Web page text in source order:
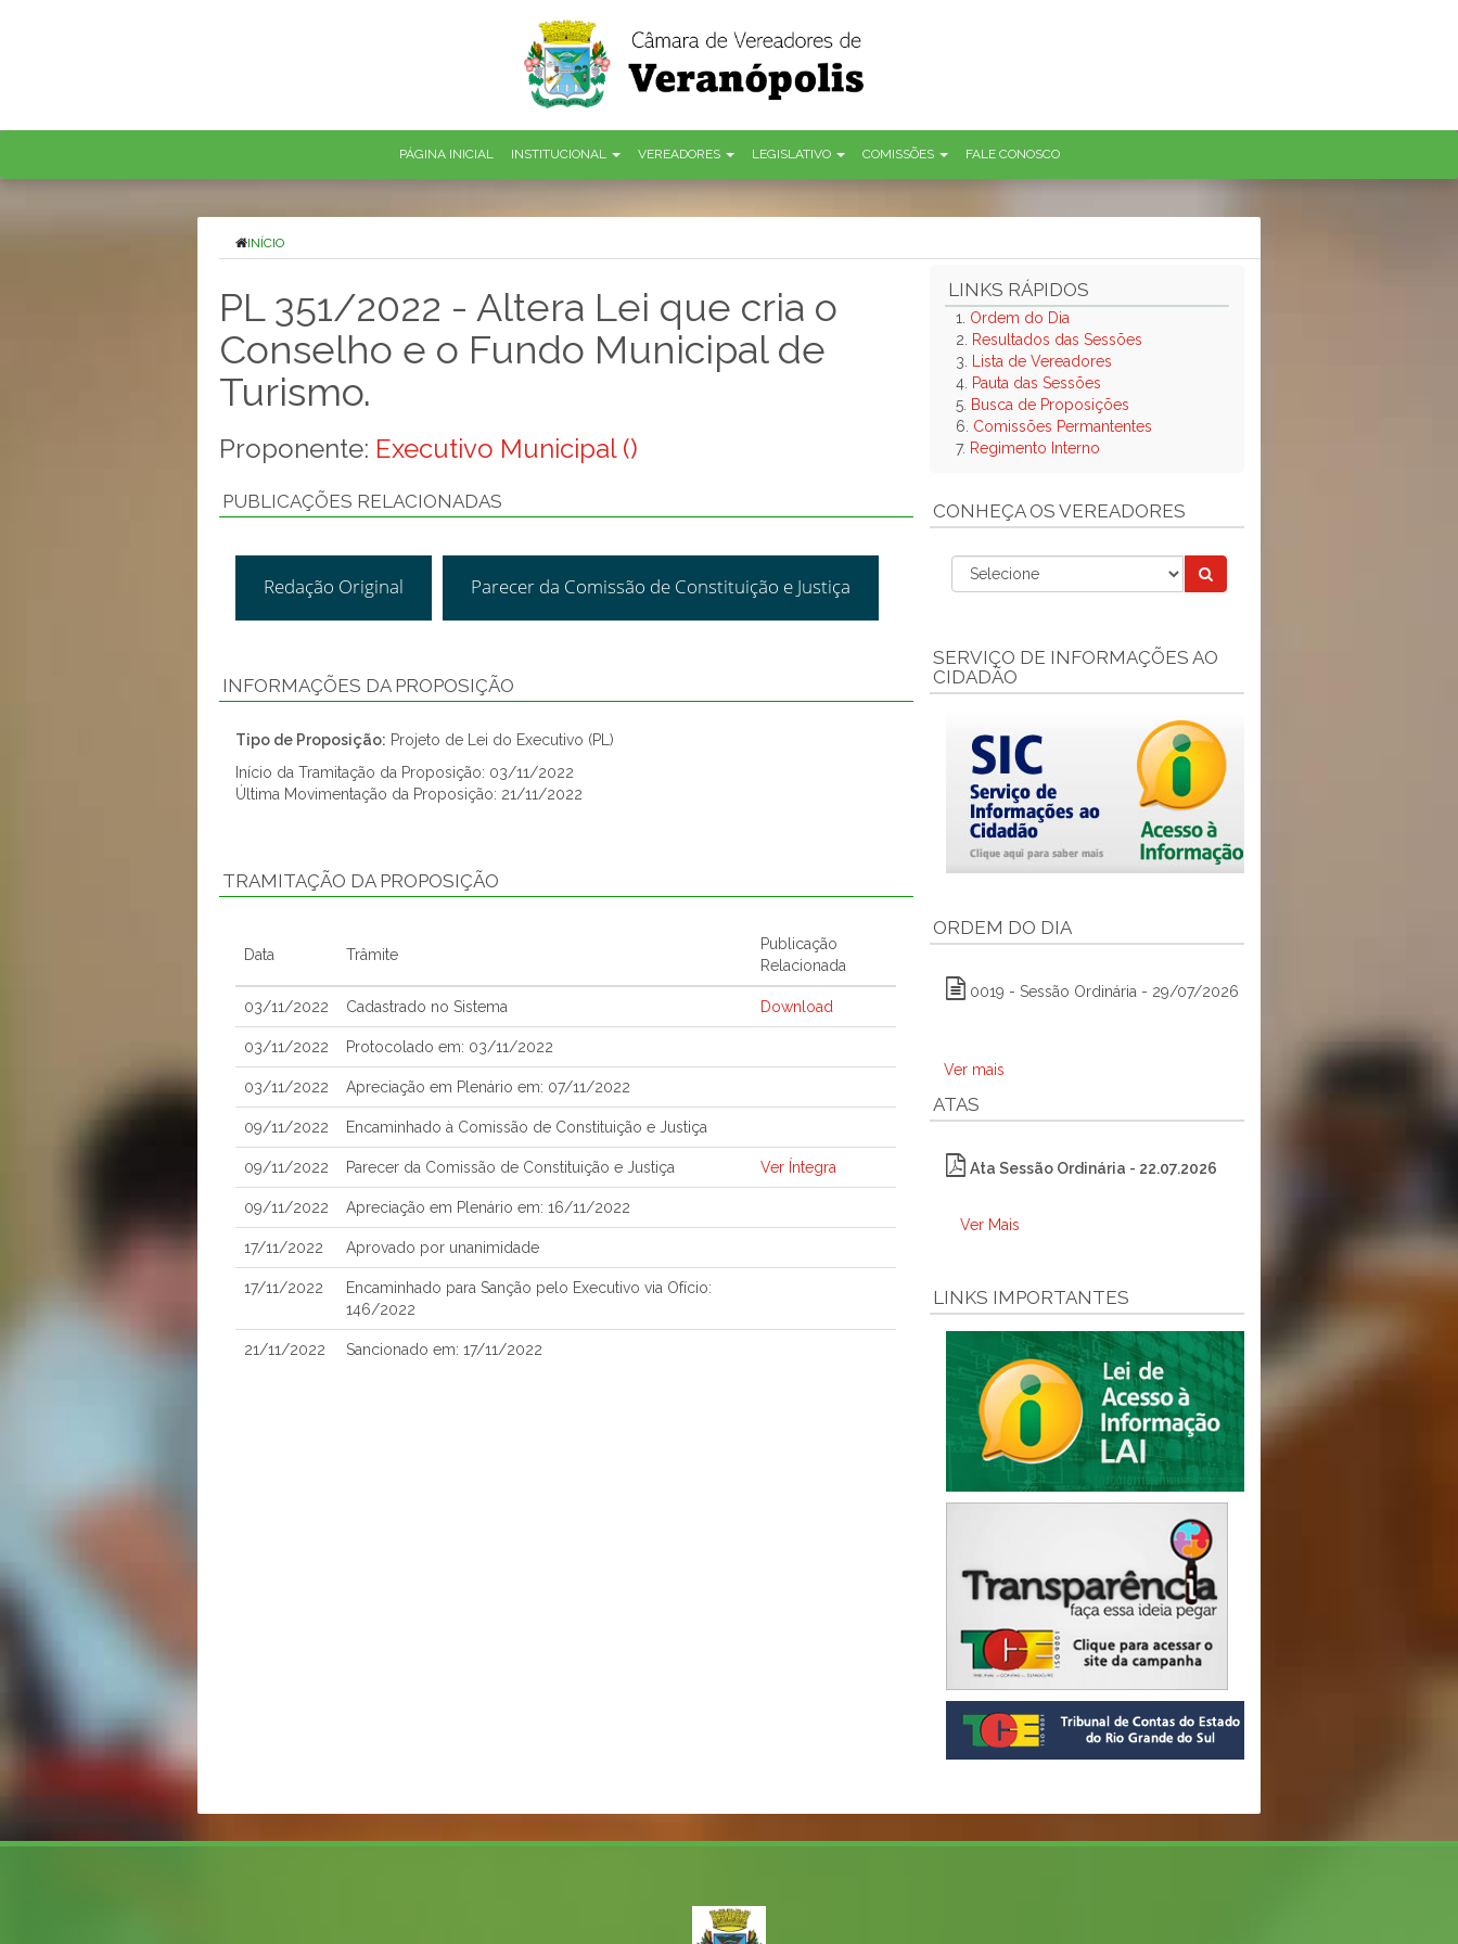
PÁGINA INICIAL INSTITUCIONAL VEREADORES LEGISLATIVO COMISSÕES FALE CONOSCO
INÍCIO
PL 351/2022 - Altera Lei que cria o
Conselho e o Fundo Municipal de
Turismo.
Proponente: Executivo Municipal ()
PUBLICAÇÕES RELACIONADAS
Redação Original Parecer da Comissão de Constituição e Justiça
INFORMAÇÕES DA PROPOSIÇÃO
Tipo de Proposição: Projeto de Lei do Executivo (PL)
Início da Tramitação da Proposição: 03/11/2022
Última Movimentação da Proposição: 21/11/2022
TRAMITAÇÃO DA PROPOSIÇÃO
Data Trâmite
Publicação
Relacionada
03/11/2022 Cadastrado no Sistema Download
03/11/2022 Protocolado em: 03/11/2022
03/11/2022 Apreciação em Plenário em: 07/11/2022
09/11/2022 Encaminhado à Comissão de Constituição e Justiça
09/11/2022 Parecer da Comissão de Constituição e Justiça Ver Íntegra
09/11/2022 Apreciação em Plenário em: 16/11/2022
17/11/2022 Aprovado por unanimidade
17/11/2022
Encaminhado para Sanção pelo Executivo via Ofício:
146/2022
21/11/2022 Sancionado em: 17/11/2022
LINKS RÁPIDOS
1. Ordem do Dia
2.
Resultados das Sessões
3.
Lista de Vereadores
4. Pauta das Sessões
5. Busca de Proposições
6. Comissões Permantentes
7. Regimento Interno
CONHEÇA OS VEREADORES
SERVIÇO DE INFORMAÇÕES AO
CIDADÃO
ORDEM DO DIA
0019 - Sessão Ordinária - 29/07/2026
Ver mais
ATAS
Ata Sessão Ordinária - 22.07.2026
Ver Mais
LINKS IMPORTANTES